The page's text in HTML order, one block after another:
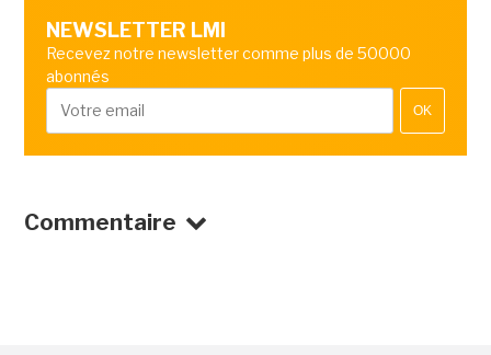
NEWSLETTER LMI
Recevez notre newsletter comme plus de 50000
abonnés
OK
Commentaire